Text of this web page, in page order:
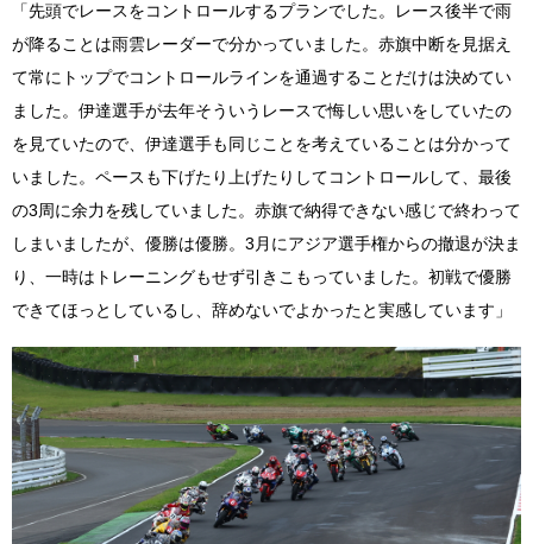
「先頭でレースをコントロールするプランでした。レース後半で雨
が降ることは雨雲レーダーで分かっていました。赤旗中断を見据え
て常にトップでコントロールラインを通過することだけは決めてい
ました。伊達選手が去年そういうレースで悔しい思いをしていたの
を見ていたので、伊達選手も同じことを考えていることは分かって
いました。ペースも下げたり上げたりしてコントロールして、最後
の3周に余力を残していました。赤旗で納得できない感じで終わって
しまいましたが、優勝は優勝。3月にアジア選手権からの撤退が決ま
り、一時はトレーニングもせず引きこもっていました。初戦で優勝
できてほっとしているし、辞めないでよかったと実感しています」